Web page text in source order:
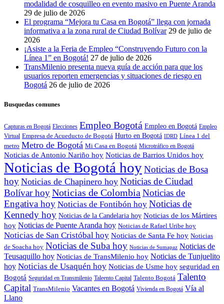
modalidad de cosquilleo en evento masivo en Puente Aranda
29 de julio de 2026
El programa “Mejora tu Casa en Bogotá” llega con jornada
informativa a la zona rural de Ciudad Bolívar 29 de julio de
2026
¡Asiste a la Feria de Empleo “Construyendo Futuro con la
Línea 1” en Bogotá! 27 de julio de 2026
TransMilenio presenta nueva guía de acción para que los
usuarios reporten emergencias y situaciones de riesgo en
Bogotá 26 de julio de 2026
Busquedas comunes
Capturas en Bogotá Elecciones Empleo Bogotá Empleo en Bogotá Empleo
Virtual Empresa de Acueducto de Bogotá Hurto en Bogotá IDRD Línea 1 del
metro Metro de Bogotá Mi Casa en Bogotá Microtráfico en Bogotá
Noticias de Antonio Nariño hoy Noticias de Barrios Unidos hoy
Noticias de Bogotá hoyNoticias de Bosa
hoy Noticias de Chapinero hoy Noticias de Ciudad
Bolívar hoyNoticias de Colombia Noticias de
Engativa hoy Noticias de Fontibón hoy Noticias de
Kennedy hoy Noticias de la Candelaria hoy Noticias de los Mártires
hoy Noticias de Puente Aranda hoy Noticias de Rafael Uribe hoy
Noticias de San Cristóbal hoy Noticias de Santa Fe hoy Noticias
de Soacha hoy Noticias de Suba hoy Noticias de Sumapaz Noticias de
Teusaquillo hoy Noticias de TransMilenio hoy Noticias de Tunjuelito
hoy Noticias de Usaquén hoy Noticias de Usme hoy seguridad en
Bogotá Seguridad en Transmilenio Taleento Capital Talento Bogotá Talento
Capital TransMilenio Vacantes en Bogotá Vivienda en Bogotá Vía al
Llano